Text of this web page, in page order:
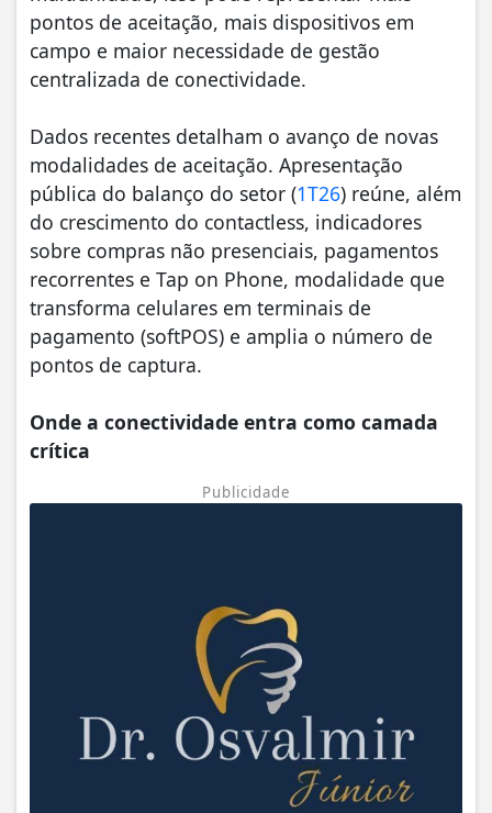
pontos de aceitação, mais dispositivos em
campo e maior necessidade de gestão
centralizada de conectividade.
Dados recentes detalham o avanço de novas
modalidades de aceitação. Apresentação
pública do balanço do setor (1T26) reúne, além
do crescimento do contactless, indicadores
sobre compras não presenciais, pagamentos
recorrentes e Tap on Phone, modalidade que
transforma celulares em terminais de
pagamento (softPOS) e amplia o número de
pontos de captura.
Onde a conectividade entra como camada
crítica
Publicidade